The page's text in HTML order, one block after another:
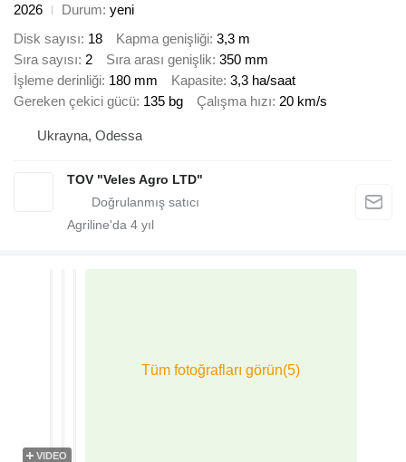
2026
Durum yeni
Disk sayısı 18 Kapma genişliği 3,3 m
Sıra sayısı 2 Sıra arası genişlik 350 mm
İşleme derinliği 180 mm Kapasite 3,3 ha/saat
Gereken çekici gücü 135 bg Çalışma hızı 20 km/s
Ukrayna, Odessa
TOV "Veles Agro LTD"
Agriline'da 4 yıl
VIDEO